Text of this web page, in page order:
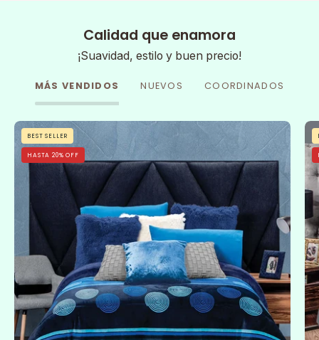
Calidad que enamora
¡Suavidad, estilo y buen precio!
MÁS VENDIDOS NUEVOS COORDINADOS
Cobertor
Flannel
Con
Borrega
Sfera
BEST SELLER
HASTA 20% OFF